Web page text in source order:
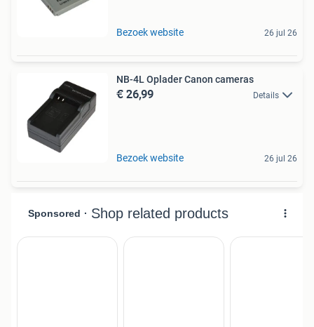
Bezoek website 26 jul 26
NB-4L Oplader Canon cameras
€ 26,99 Details
Bezoek website 26 jul 26